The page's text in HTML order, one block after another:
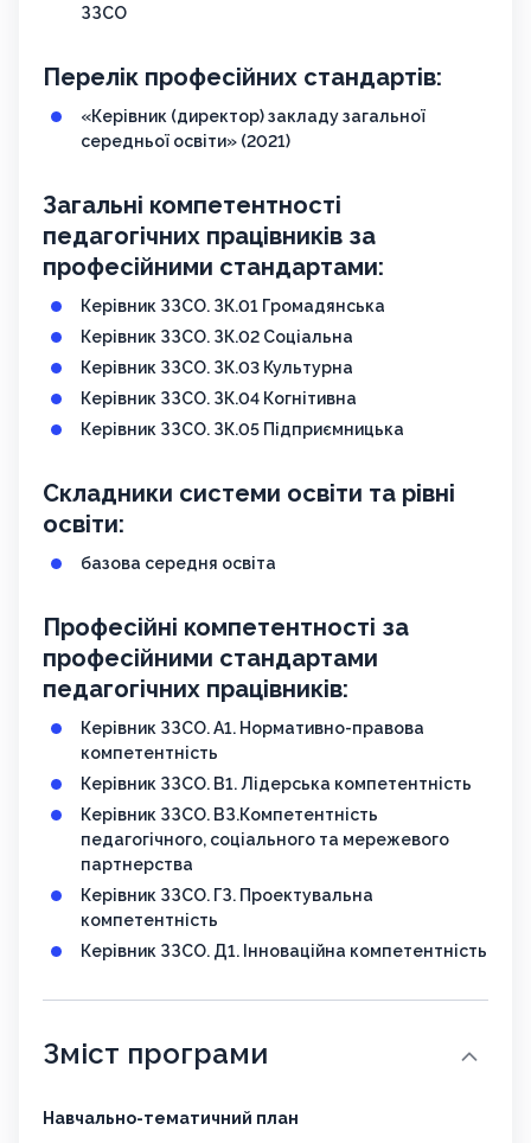
ЗЗСО
Перелік професійних стандартів:
«Керівник (директор) закладу загальної
середньої освіти» (2021)
Загальні компетентності
педагогічних працівників за
професійними стандартами:
Керівник ЗЗСО. ЗК.01 Громадянська
Керівник ЗЗСО. ЗК.02 Соціальна
Керівник ЗЗСО. ЗК.03 Культурна
Керівник ЗЗСО. ЗК.04 Когнітивна
Керівник ЗЗСО. ЗК.05 Підприємницька
Складники системи освіти та рівні
освіти:
базова середня освіта
Професійні компетентності за
професійними стандартами
педагогічних працівників:
Керівник ЗЗСО. А1. Нормативно-правова
компетентність
Керівник ЗЗСО. В1. Лідерська компетентність
Керівник ЗЗСО. ВЗ.Компетентність
педагогічного, соціального та мережевого
партнерства
Керівник ЗЗСО. ГЗ. Проектувальна
компетентність
Керівник ЗЗСО. Д1. Інноваційна компетентність
Зміст програми
Навчально-тематичний план